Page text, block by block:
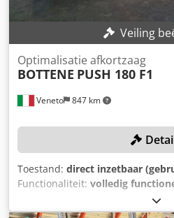
Veiling
Veneto 847 km
Optimalisatie afkortzaag
BOTTENE PUSH 180 F1
Toestand: direct inzetbaar
Functionaliteit: volledig
1803
mm, totaalgewicht:1.500 kg,